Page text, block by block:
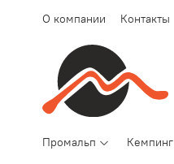
О компании Контакты
Промальп Кемпинг